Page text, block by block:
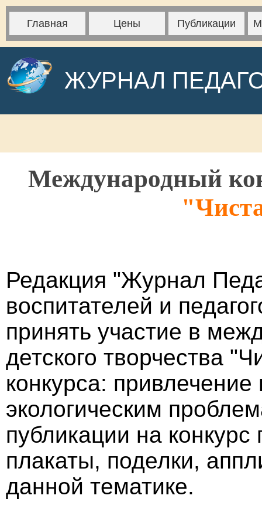
Главная Цены Публикации
ЖУРНАЛ
Международный
Редакция "Журнал
воспитателей и
принять участие в
детского творчества
конкурса:
экологическим
публикации на
плакаты, поделки,
данной тематике.